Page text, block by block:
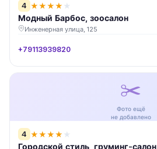
4 ★★★★ ★
Модный Барбос, зоосалон
Инженерная улица, 125
+79113939820
✂️
Фото ещё
не добавлено
4 ★★★★ ★
Городской стиль, груминг-салон